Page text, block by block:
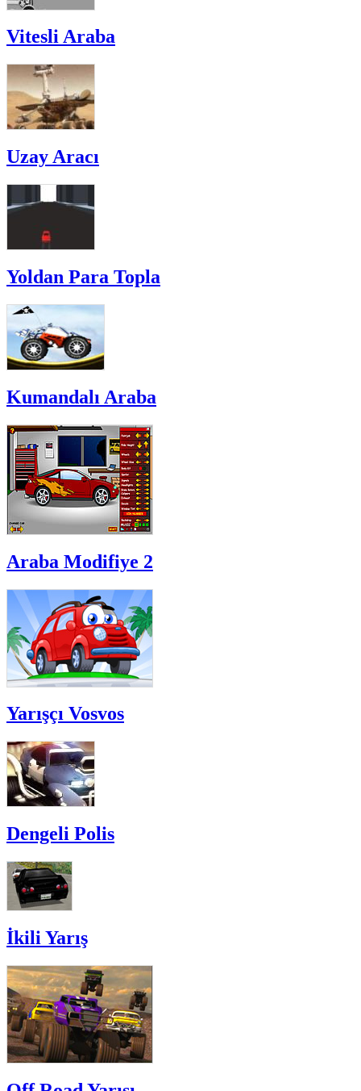
Vitesli Araba
Uzay Aracı
Yoldan Para Topla
Kumandalı Araba
Araba Modifiye 2
Yarışçı Vosvos
Dengeli Polis
İkili Yarış